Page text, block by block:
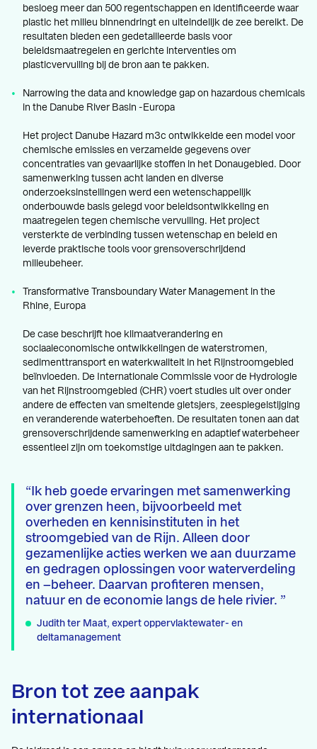
besloeg meer dan 500 regentschappen en identificeerde waar
plastic het milieu binnendringt en uiteindelijk de zee bereikt. De
resultaten bieden een gedetailleerde basis voor
beleidsmaatregelen en gerichte interventies om
plasticvervuiling bij de bron aan te pakken.
Narrowing the data and knowledge gap on hazardous chemicals
in the Danube River Basin -Europa
Het project Danube Hazard m3c ontwikkelde een model voor
chemische emissies en verzamelde gegevens over
concentraties van gevaarlijke stoffen in het Donaugebied. Door
samenwerking tussen acht landen en diverse
onderzoeksinstellingen werd een wetenschappelijk
onderbouwde basis gelegd voor beleidsontwikkeling en
maatregelen tegen chemische vervuiling. Het project
versterkte de verbinding tussen wetenschap en beleid en
leverde praktische tools voor grensoverschrijdend
milieubeheer.
Transformative Transboundary Water Management in the
Rhine, Europa
De case beschrijft hoe klimaatverandering en
sociaaleconomische ontwikkelingen de waterstromen,
sedimenttransport en waterkwaliteit in het Rijnstroomgebied
beïnvloeden. De Internationale Commissie voor de Hydrologie
van het Rijnstroomgebied (CHR) voert studies uit over onder
andere de effecten van smeltende gletsjers, zeespiegelstijging
en veranderende waterbehoeften. De resultaten tonen aan dat
grensoverschrijdende samenwerking en adaptief waterbeheer
essentieel zijn om toekomstige uitdagingen aan te pakken.
Ik heb goede ervaringen met samenwerking
over grenzen heen, bijvoorbeeld met
overheden en kennisinstituten in het
stroomgebied van de Rijn. Alleen door
gezamenlijke acties werken we aan duurzame
en gedragen oplossingen voor waterverdeling
en –beheer. Daarvan profiteren mensen,
natuur en de economie langs de hele rivier.
Judith ter Maat, expert oppervlaktewater- en
deltamanagement
Bron tot zee aanpak
internationaal